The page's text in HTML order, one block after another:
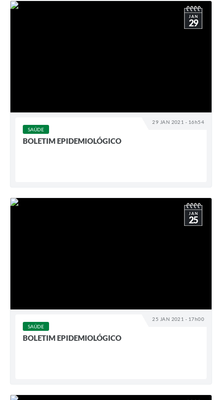
29 JAN 2021 - 16h54
JAN
29
SAÚDE
BOLETIM EPIDEMIOLÓGICO
25 JAN 2021 - 17h00
JAN
25
SAÚDE
BOLETIM EPIDEMIOLÓGICO